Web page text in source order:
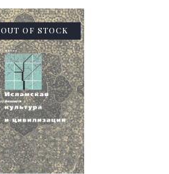
OUT OF STOCK